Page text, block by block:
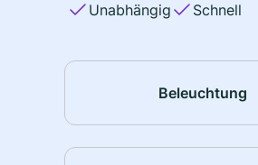
Unabhängig
Schnell
Beleuchtung